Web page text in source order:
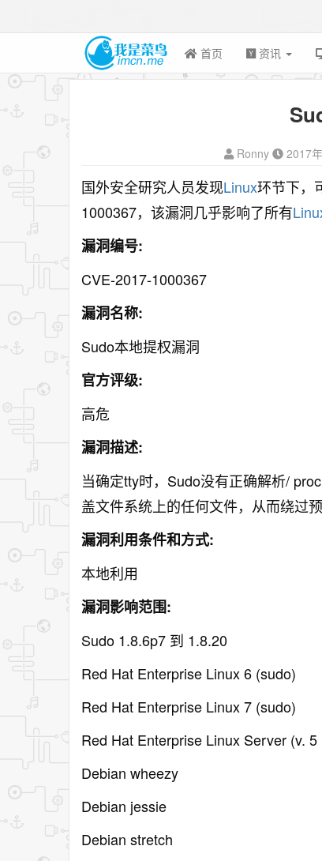
首页 资讯
Ronny 2017
国外安全研究人员发现Linux环节下，
1000367，该漏洞几乎影响了所有
漏洞编号:
CVE-2017-1000367
漏洞名称:
Sudo本地提权漏洞
官方评级:
高危
漏洞描述:
当确定tty时，Sudo没有正确解析/
盖文件系统上的任何文件，从而绕过
漏洞利用条件和方式:
本地利用
漏洞影响范围:
Sudo 1.8.6p7 到 1.8.20
Red Hat Enterprise Linux 6 (sudo)
Red Hat Enterprise Linux 7 (sudo)
Red Hat Enterprise Linux Server (v.
Debian wheezy
Debian jessie
Debian stretch